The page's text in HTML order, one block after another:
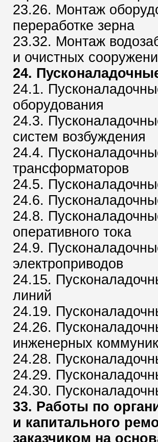
23.26. Монтаж
переработке зерна
23.32. Монтаж
и очистных
24.
24.1.
оборудования
24.3.
систем возбуждения
24.4.
трансформаторов
24.5.
24.6.
24.8.
оперативного тока
24.9.
электроприводов
24.15.
линий
24.19.
24.26.
инженерных
24.28.
24.29.
24.30.
33. Работы по
и капитального
заказчиком на